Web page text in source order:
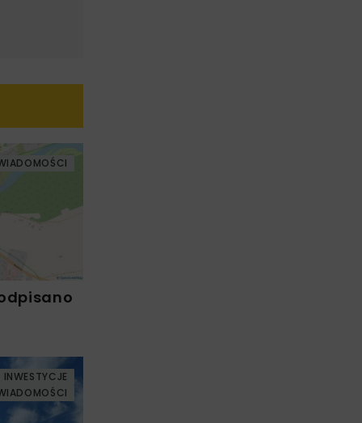
INWESTYCJE